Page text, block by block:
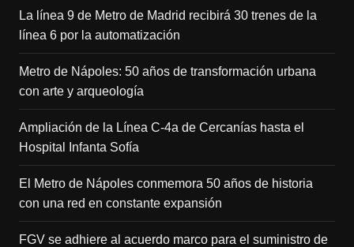
La línea 9 de Metro de Madrid recibirá 30 trenes de la
línea 6 por la automatización
Metro de Nápoles: 50 años de transformación urbana
con arte y arqueología
Ampliación de la Línea C-4a de Cercanías hasta el
Hospital Infanta Sofía
El Metro de Nápoles conmemora 50 años de historia
con una red en constante expansión
FGV se adhiere al acuerdo marco para el suministro de